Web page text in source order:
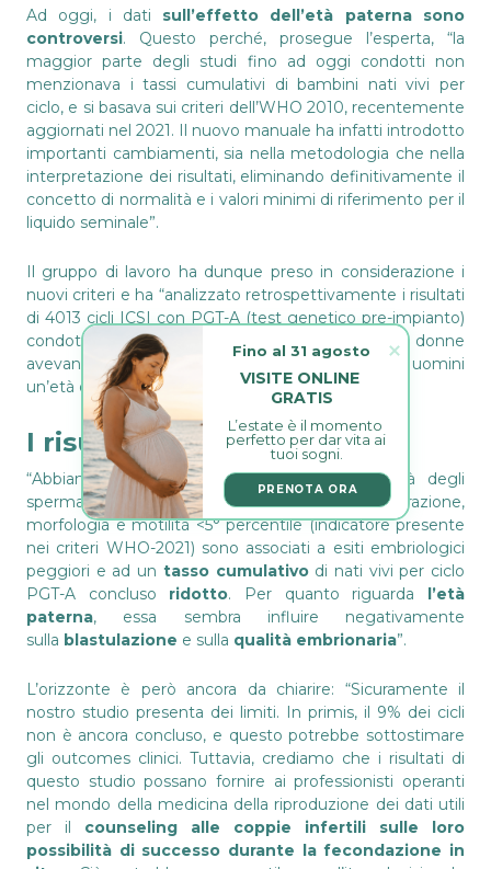
Ad oggi, i dati sull’effetto dell’età paterna sono
controversi. Questo perché, prosegue l’esperta, “la
maggior parte degli studi fino ad oggi condotti non
menzionava i tassi cumulativi di bambini nati vivi per
ciclo, e si basava sui criteri dell’WHO 2010, recentemente
aggiornati nel 2021. Il nuovo manuale ha infatti introdotto
importanti cambiamenti, sia nella metodologia che nella
interpretazione dei risultati, eliminando definitivamente il
concetto di normalità e i valori minimi di riferimento per il
liquido seminale”.
Il gruppo di lavoro ha dunque preso in considerazione i
nuovi criteri e ha “analizzato retrospettivamente i risultati
di 4013 cicli ICSI con PGT-A (test genetico pre-impianto)
condotti da 3101 coppie (anni 2013-2021). Le donne
avevano una età media di 38,9 ± 3,2, mentre gli uomini
un’età di 41,9 ± 5,7 anni.
I risultati
“Abbiamo osservato come una ridotta motilità degli
spermatozoi e la presenza di una concentrazione,
morfologia e motilità <5° percentile (indicatore presente
nei criteri WHO-2021) sono associati a esiti embriologici
peggiori e ad un tasso cumulativodi nati vivi per ciclo
PGT-A concluso ridotto. Per quanto riguarda l’età
paterna, essa sembra influire negativamente
sulla blastulazione e sulla qualità embrionaria”.
L’orizzonte è però ancora da chiarire: “Sicuramente il
nostro studio presenta dei limiti. In primis, il 9% dei cicli
non è ancora concluso, e questo potrebbe sottostimare
gli outcomes clinici. Tuttavia, crediamo che i risultati di
questo studio possano fornire ai professionisti operanti
nel mondo della medicina della riproduzione dei dati utili
per il counseling alle coppie infertili sulle loro
possibilità di successo durante la fecondazione in
VISITE ONLINE
GRATIS
L’estate è il momento
perfetto per dar vita ai
tuoi sogni.
PRENOTA ORA
Fino al 31 agosto